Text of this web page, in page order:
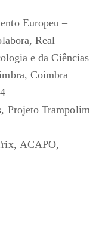
Europeu –
Real
e da Ciências
Coimbra
Projeto Trampolim
ACAPO,